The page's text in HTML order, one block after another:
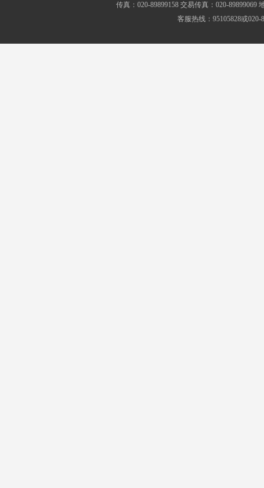
传真：020-89899158 交易传真：020-
客服热线：95105828或020-